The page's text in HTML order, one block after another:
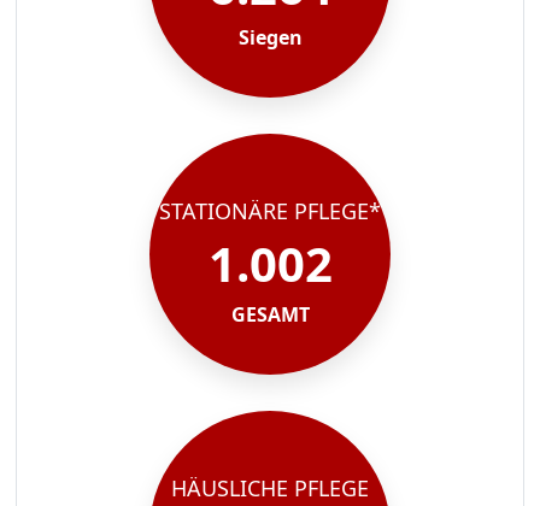
Siegen
STATIONÄRE PFLEGE*
1.002
GESAMT
HÄUSLICHE PFLEGE